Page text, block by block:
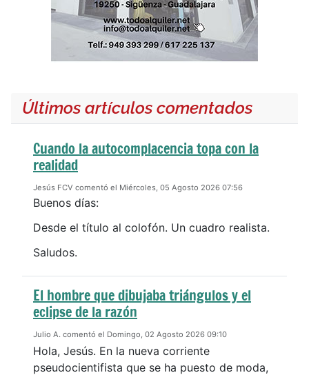
Últimos artículos comentados
Cuando la autocomplacencia topa con la
realidad
Jesús FCV comentó el Miércoles, 05 Agosto 2026 07:56
Buenos días:
Desde el título al colofón. Un cuadro realista.
Saludos.
El hombre que dibujaba triángulos y el
eclipse de la razón
Julio A. comentó el Domingo, 02 Agosto 2026 09:10
Hola, Jesús. En la nueva corriente
pseudocientifista que se ha puesto de moda,